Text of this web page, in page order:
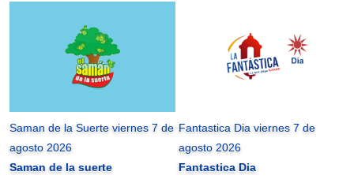
Saman de la Suerte viernes 7 de
agosto 2026
Saman de la suerte
Fantastica Dia viernes 7 de
agosto 2026
Fantastica Dia